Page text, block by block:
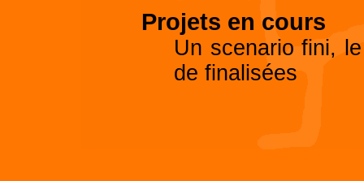
Projets en cours
Un scenario fini,
de finalisées